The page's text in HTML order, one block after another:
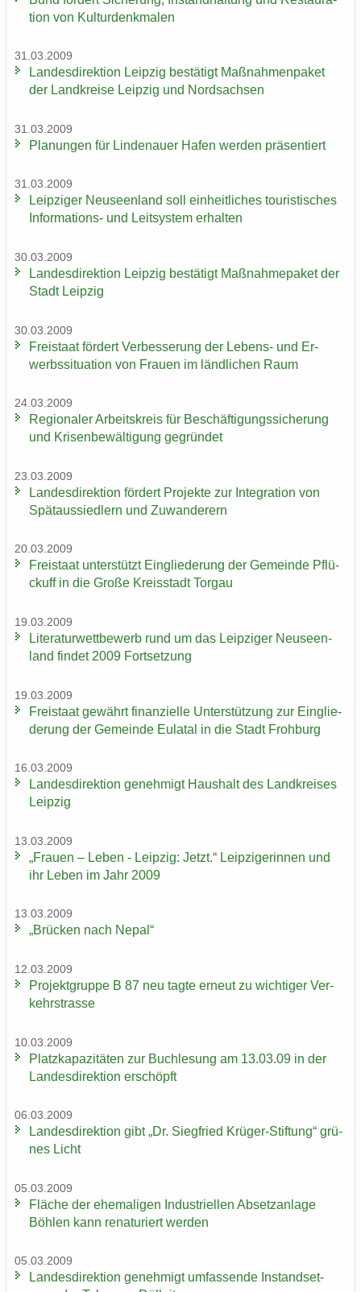
ti­on von Kul­tur­denk­ma­len
31.03.2009
Lan­des­di­rek­ti­on Leip­zig be­stä­tigt Maß­nah­men­pa­ket
der Land­krei­se Leip­zig und Nord­sach­sen
31.03.2009
Pla­nun­gen für Lin­de­nau­er Hafen wer­den prä­sen­tiert
31.03.2009
Leip­zi­ger Neu­seen­land soll ein­heit­li­ches tou­ris­ti­sches
Informations-​ und Leit­sys­tem er­hal­ten
30.03.2009
Lan­des­di­rek­ti­on Leip­zig be­stä­tigt Maß­nah­me­pa­ket der
Stadt Leip­zig
30.03.2009
Frei­staat för­dert Ver­bes­se­rung der Lebens-​ und Er­
werbs­si­tua­ti­on von Frau­en im länd­li­chen Raum
24.03.2009
Re­gio­na­ler Ar­beits­kreis für Be­schäf­ti­gungs­si­che­rung
und Kri­sen­be­wäl­ti­gung ge­grün­det
23.03.2009
Lan­des­di­rek­ti­on för­dert Pro­jek­te zur In­te­gra­ti­on von
Spät­aus­sied­lern und Zu­wan­de­rern
20.03.2009
Frei­staat un­ter­stützt Ein­glie­de­rung der Ge­mein­de Pflü­
ckuff in die Große Kreis­stadt Tor­gau
19.03.2009
Li­te­ra­tur­wett­be­werb rund um das Leip­zi­ger Neu­seen­
land fin­det 2009 Fort­set­zung
19.03.2009
Frei­staat ge­währt fi­nan­zi­el­le Un­ter­stüt­zung zur Ein­glie­
de­rung der Ge­mein­de Eu­la­tal in die Stadt Froh­burg
16.03.2009
Lan­des­di­rek­ti­on ge­neh­migt Haus­halt des Land­krei­ses
Leip­zig
13.03.2009
„Frau­en – Leben - Leip­zig: Jetzt.“ Leip­zi­ge­rin­nen und
ihr Leben im Jahr 2009
13.03.2009
„Brü­cken nach Nepal“
12.03.2009
Pro­jekt­grup­pe B 87 neu tagte er­neut zu wich­ti­ger Ver­
kehrs­tras­se
10.03.2009
Platz­ka­pa­zi­tä­ten zur Buch­le­sung am 13.03.09 in der
Lan­des­di­rek­ti­on er­schöpft
06.03.2009
Lan­des­di­rek­ti­on gibt „Dr. Sieg­fried Krüger-​Stiftung“ grü­
nes Licht
05.03.2009
Flä­che der ehe­ma­li­gen In­dus­tri­el­len Ab­setz­an­la­ge
Böh­len kann re­na­tu­riert wer­den
05.03.2009
Lan­des­di­rek­ti­on ge­neh­migt um­fas­sen­de In­stand­set­